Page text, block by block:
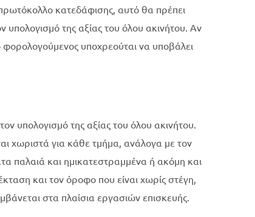
κατεδάφισης, αυτό θα πρέπει
υπολογισμό της αξίας του όλου ακινήτου. Αν
υποχρεούται να υποβάλει
υπολογισμό της αξίας του όλου ακινήτου.
χωριστά για κάθε τμήμα, ανάλογα με τον
παλαιά και ημικατεστραμμένα ή ακόμη και
και τον όροφο που είναι χωρίς στέγη,
στα πλαίσια εργασιών επισκευής.